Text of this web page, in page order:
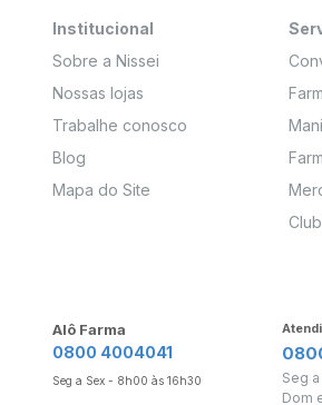
Institucional
Sobre a Nissei
Nossas lojas
Trabalhe conosco
Blog
Mapa do Site
Alô Farma
0800 4004041
Seg a Sex - 8h00 às 16h30
Seg
Dom